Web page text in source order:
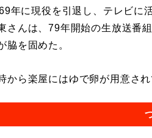
年に現役を引退し、テレビに
さんは、79年開始の生放送番
脇を固めた。
から楽屋にはゆで卵が用意さ